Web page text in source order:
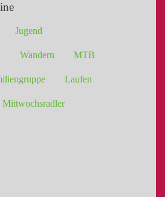
Jugend
Wandern MTB
Laufen
Mittwochsradler